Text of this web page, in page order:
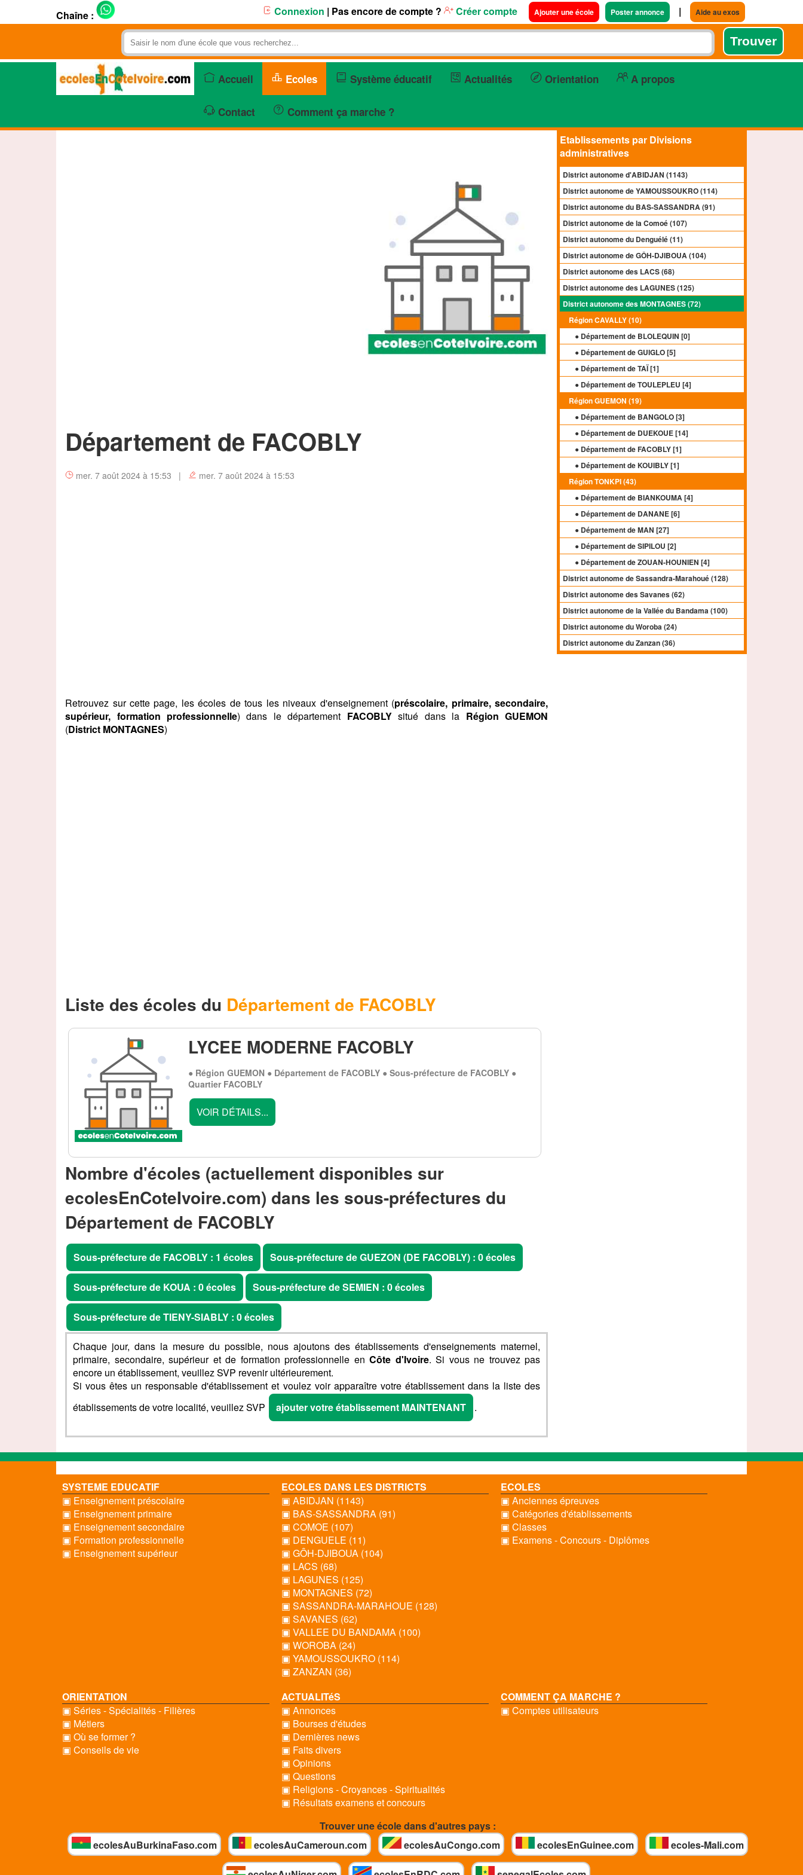
Chaîne : Connexion | Pas encore de compte ? Créer compte Ajouter une école Poster annonce | Aide au exos
Accueil Ecoles Système éducatif Actualités Orientation A propos
Contact Comment ça marche ?
Département de FACOBLY
mer. 7 août 2024 à 15:53 | mer. 7 août 2024 à 15:53
Retrouvez sur cette page, les écoles de tous les niveaux d'enseignement (préscolaire, primaire, secondaire,
supérieur, formation professionnelle) dans le département FACOBLYsitué dans la Région GUEMON
(District MONTAGNES)
Liste des écoles du Département de FACOBLY
LYCEE MODERNE FACOBLY
● Région GUEMON ● Département de FACOBLY ● Sous-préfecture de FACOBLY ●
Quartier FACOBLY
VOIR DÉTAILS...
Nombre d'écoles (actuellement disponibles sur
ecolesEnCoteIvoire.com) dans les sous-préfectures du
Département de FACOBLY
Sous-préfecture de FACOBLY : 1 écoles Sous-préfecture de GUEZON (DE FACOBLY) : 0 écoles
Sous-préfecture de KOUA : 0 écoles Sous-préfecture de SEMIEN : 0 écoles
Sous-préfecture de TIENY-SIABLY : 0 écoles
Chaque jour, dans la mesure du possible, nous ajoutons des établissements d'enseignements maternel,
primaire, secondaire, supérieur et de formation professionnelle enCôte d'Ivoire. Si vous ne trouvez pas
encore un établissement, veuillez SVP revenir ultérieurement.
Si vous êtes un responsable d'établissement et voulez voir apparaître votre établissement dans la liste des
établissements de votre localité, veuillez SVP
ajouter votre établissement MAINTENANT .
Etablissements par Divisions
administratives
District autonome d'ABIDJAN (1143)
District autonome de YAMOUSSOUKRO (114)
District autonome du BAS-SASSANDRA (91)
District autonome de la Comoé (107)
District autonome du Denguélé (11)
District autonome de GÔH-DJIBOUA (104)
District autonome des LACS (68)
District autonome des LAGUNES (125)
District autonome des MONTAGNES (72)
Région CAVALLY (10)
● Département de BLOLEQUIN [0]
● Département de GUIGLO [5]
● Département de TAÏ [1]
● Département de TOULEPLEU [4]
Région GUEMON (19)
● Département de BANGOLO [3]
● Département de DUEKOUE [14]
● Département de FACOBLY [1]
● Département de KOUIBLY [1]
Région TONKPI (43)
● Département de BIANKOUMA [4]
● Département de DANANE [6]
● Département de MAN [27]
● Département de SIPILOU [2]
● Département de ZOUAN-HOUNIEN [4]
District autonome de Sassandra-Marahoué (128)
District autonome des Savanes (62)
District autonome de la Vallée du Bandama (100)
District autonome du Woroba (24)
District autonome du Zanzan (36)
SYSTEME EDUCATIF
▣ Enseignement préscolaire
▣ Enseignement primaire
▣ Enseignement secondaire
▣ Formation professionnelle
▣ Enseignement supérieur
ECOLES DANS LES DISTRICTS
▣ ABIDJAN (1143)
▣ BAS-SASSANDRA (91)
▣ COMOE (107)
▣ DENGUELE (11)
▣ GÔH-DJIBOUA (104)
▣ LACS (68)
▣ LAGUNES (125)
▣ MONTAGNES (72)
▣ SASSANDRA-MARAHOUE (128)
▣ SAVANES (62)
▣ VALLEE DU BANDAMA (100)
▣ WOROBA (24)
▣ YAMOUSSOUKRO (114)
▣ ZANZAN (36)
ECOLES
▣ Anciennes épreuves
▣ Catégories d'établissements
▣ Classes
▣ Examens - Concours - Diplômes
ORIENTATION
▣ Séries - Spécialités - Filières
▣ Métiers
▣ Où se former ?
▣ Conseils de vie
ACTUALITéS
▣ Annonces
▣ Bourses d'études
▣ Dernières news
▣ Faits divers
▣ Opinions
▣ Questions
▣ Religions - Croyances - Spiritualités
▣ Résultats examens et concours
COMMENT ÇA MARCHE ?
▣ Comptes utilisateurs
Trouver une école dans d'autres pays :
ecolesAuBurkinaFaso.com
ecolesAuCameroun.com ecolesAuCongo.com ecolesEnGuinee.com ecoles-Mali.com